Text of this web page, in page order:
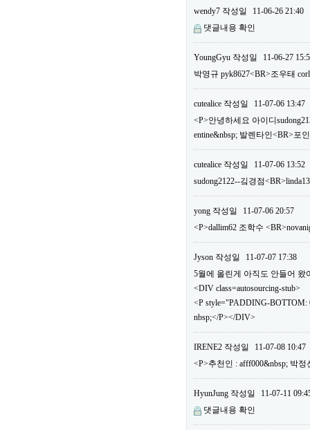
wendy7 작성일
11-06-26 21:40
댓글내용 확인
YoungGyu 작성일
11-06-27
박영규 pyk8627<BR>조우태
cutealice 작성일
11-07-06 13:47
<P>안녕하세요 아이디
entine&nbsp; 발렌타인<BR>포
cutealice 작성일
11-07-06 13:52
sudong2122--깈경점
yong 작성일
11-07-06 20:57
<P>dallim62 조학수
Jyson 작성일
11-07-07 17:38
5월에 올린게 아직도 안들어 왔
<DIV class=autosourcing-stub>
<P style="PADDING-
nbsp;</P></DIV>
IRENE2 작성일
11-07-08 10:47
<P>추천인 : afff000&nbsp; 박
HyunJung 작성일
11-07-11
댓글내용 확인